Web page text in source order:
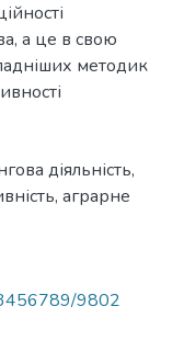
а це в свою
методик
діяльність,
, аграрне
9802